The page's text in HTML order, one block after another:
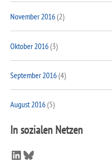
November 2016(2)
Oktober 2016(3)
September 2016(4)
August 2016(5)
In sozialen Netzen
LinkedIn
Bluesky